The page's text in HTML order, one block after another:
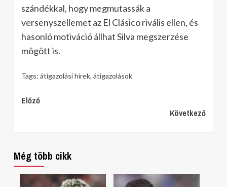
szándékkal, hogy megmutassák a
versenyszellemet az El Clásico rivális ellen, és
hasonló motiváció állhat Silva megszerzése
mögött is.
Tags: átigazolási hírek, átigazolások
Continue
Előző
Következő
Még több cikk